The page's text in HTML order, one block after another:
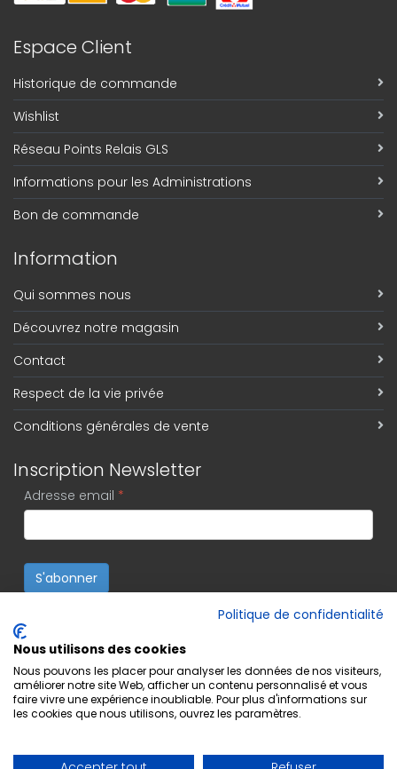
Espace Client
Historique de commande
Wishlist
Réseau Points Relais GLS
Informations pour les Administrations
Bon de commande
Information
Qui sommes nous
Découvrez notre magasin
Contact
Respect de la vie privée
Conditions générales de vente
Inscription Newsletter
Adresse email *
S'abonner
Politique de confidentialité
Nous utilisons des cookies
Nous pouvons les placer pour analyser les données de nos visiteurs,
améliorer notre site Web, afficher un contenu personnalisé et vous
faire vivre une expérience inoubliable. Pour plus d'informations sur
les cookies que nous utilisons, ouvrez les paramètres.